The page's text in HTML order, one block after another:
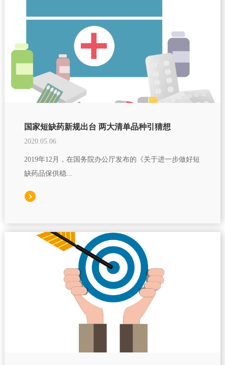
国家短缺药新规出台 两大清单品种引猜想
2020.05.06
2019年12月，在国务院办公厅发布的《关于进一步做好短
缺药品保供稳...